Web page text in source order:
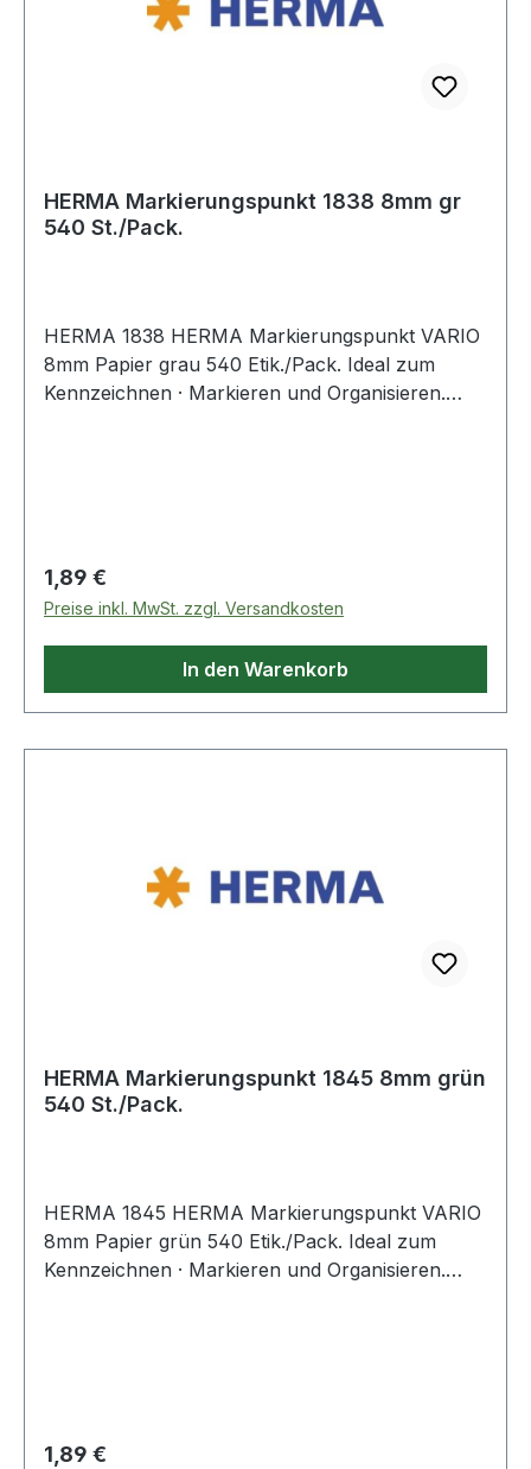
HERMA Markierungspunkt 1838 8mm gr
540 St./Pack.
HERMA 1838 HERMA Markierungspunkt VARIO
8mm Papier grau 540 Etik./Pack. Ideal zum
Kennzeichnen · Markieren und Organisieren.
Regulärer Preis:
1,89 €
Preise inkl. MwSt. zzgl. Versandkosten
In den Warenkorb
HERMA Markierungspunkt 1845 8mm grün
540 St./Pack.
HERMA 1845 HERMA Markierungspunkt VARIO
8mm Papier grün 540 Etik./Pack. Ideal zum
Kennzeichnen · Markieren und Organisieren.
Regulärer Preis:
1,89 €